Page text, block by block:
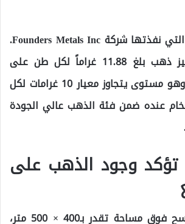
وأظهرت الدراسات التي نفذتها شركة Founders Metals Inc.
الكندية وجود تركيز ذهب بلغ 11.88 غراماً لكل طن على
امتداد 22.5 متراً، وهو مستوى يتجاوز معيار 10 غرامات لكل
عنده ضمن فئة الذهب عالي الجودة
تؤكد وجود الذهب على
أُجريت عمليات المسح فوق مساحة تقدر بـ400 × 500 متر،